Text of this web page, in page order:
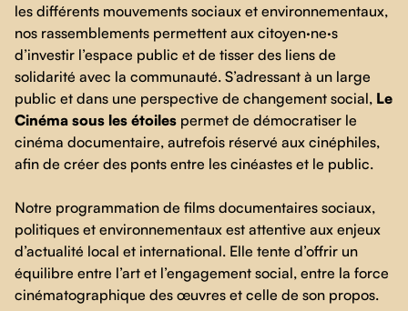
les différents mouvements sociaux et environnementaux,
nos rassemblements permettent aux citoyen·ne·s
d’investir l’espace public et de tisser des liens de
solidarité avec la communauté. S’adressant à un large
public et dans une perspective de changement social, Le
Cinéma sous les étoiles permet de démocratiser le
cinéma documentaire, autrefois réservé aux cinéphiles,
afin de créer des ponts entre les cinéastes et le public.
Notre programmation de films documentaires sociaux,
politiques et environnementaux est attentive aux enjeux
d’actualité local et international. Elle tente d’offrir un
équilibre entre l’art et l’engagement social, entre la force
cinématographique des œuvres et celle de son propos.